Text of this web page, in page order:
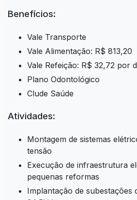
Benefícios:
Vale Transporte
Vale Alimentação: R$ 813,20
Vale Refeição: R$ 32,72 por
Plano Odontológico
Clude Saúde
Atividades:
Montagem de sistemas elétricos de baixa e média
tensão
Execução de infraestrutura elétrica, retrofit e
pequenas reformas
Implantação de subestações de energia até